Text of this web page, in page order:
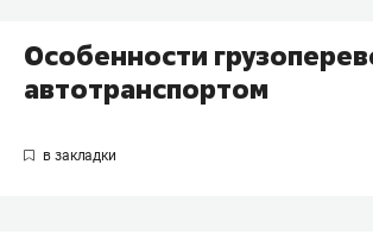
Особенности
автотранспортом